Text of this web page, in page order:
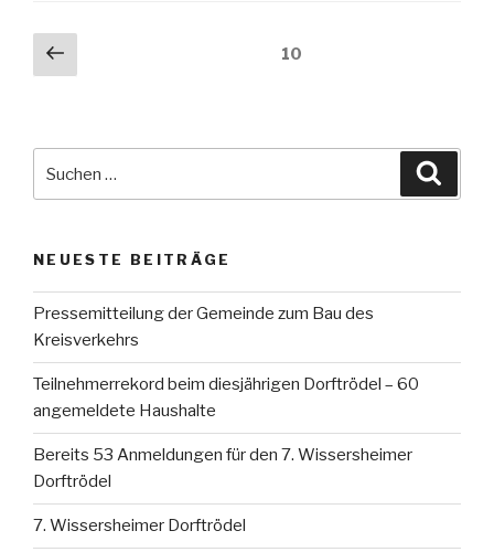
Seitennummerierung
der
Vorherige
Seite
10
nach:
NEUESTE BEITRÄGE
Pressemitteilung der Gemeinde zum Bau des
Kreisverkehrs
Teilnehmerrekord beim diesjährigen Dorftrödel – 60
angemeldete Haushalte
Bereits 53 Anmeldungen für den 7. Wissersheimer
Dorftrödel
7. Wissersheimer Dorftrödel